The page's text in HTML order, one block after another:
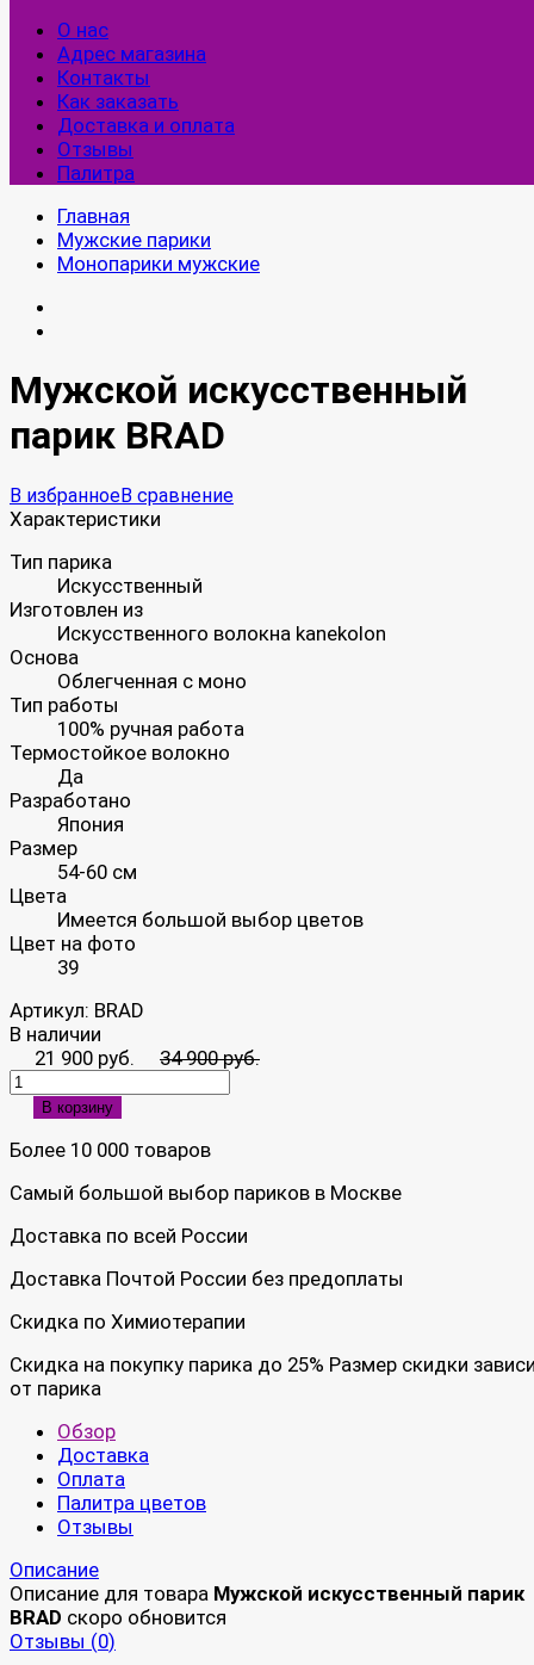
О нас
Адрес магазина
Контакты
Как заказать
Доставка и оплата
Отзывы
Палитра
Главная
Мужские парики
Монопарики мужские
Мужской искусственный
парик BRAD
В избранноеВ сравнение
Характеристики
Тип парика
Искусственный
Изготовлен из
Искусственного волокна kanekolon
Основа
Облегченная с моно
Тип работы
100% ручная работа
Термостойкое волокно
Да
Разработано
Япония
Размер
54-60 см
Цвета
Имеется большой выбор цветов
Цвет на фото
39
Артикул: BRAD
В наличии
21 900 руб.
34 900 руб.
В корзину
Более 10 000 товаров
Самый большой выбор париков в Москве
Доставка по всей России
Доставка Почтой России без предоплаты
Скидка по Химиотерапии
Скидка на покупку парика до 25% Размер скидки
от парика
Обзор
Доставка
Оплата
Палитра цветов
Отзывы
Описание
Описание для товара Мужской искусственный парик
BRAD скоро обновится
Отзывы (0)